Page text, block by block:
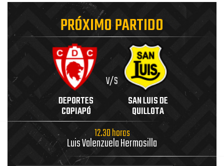
PRÓXIMO PARTIDO
DEPORTES
COPIAPÓ
V/S
SAN LUIS DE
QUILLOTA
12.30 horas
Luis Valenzuela Hermosilla